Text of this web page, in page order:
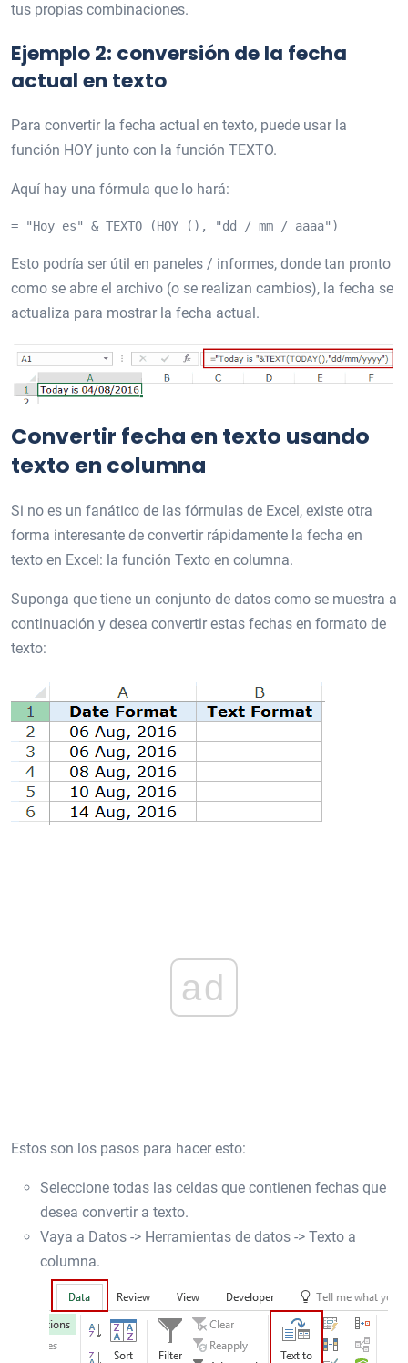
tus propias combinaciones.
Ejemplo 2: conversión de la fecha
actual en texto
Para convertir la fecha actual en texto, puede usar la
función HOY junto con la función TEXTO.
Aquí hay una fórmula que lo hará:
= "Hoy es" & TEXTO (HOY (), "dd / mm / aaaa")
Esto podría ser útil en paneles / informes, donde tan pronto
como se abre el archivo (o se realizan cambios), la fecha se
actualiza para mostrar la fecha actual.
Convertir fecha en texto usando
texto en columna
Si no es un fanático de las fórmulas de Excel, existe otra
forma interesante de convertir rápidamente la fecha en
texto en Excel: la función Texto en columna.
Suponga que tiene un conjunto de datos como se muestra a
continuación y desea convertir estas fechas en formato de
texto:
ad
Estos son los pasos para hacer esto:
Seleccione todas las celdas que contienen fechas que
desea convertir a texto.
Vaya a Datos -> Herramientas de datos -> Texto a
columna.